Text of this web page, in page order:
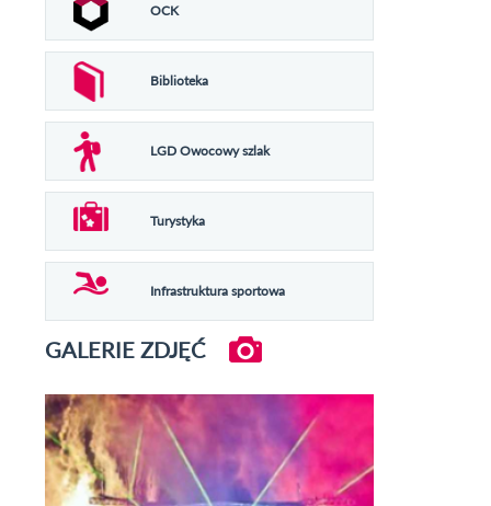
OCK
Biblioteka
LGD Owocowy szlak
Turystyka
Infrastruktura sportowa
GALERIE ZDJĘĆ